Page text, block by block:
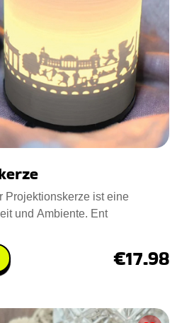
Projektionskerze ist eine
und Ambiente. Ent
€17.98